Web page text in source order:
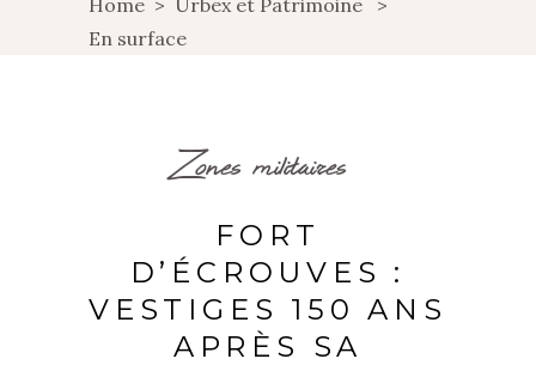
En surface
Zones militaires
FORT
D’ÉCROUVES :
VESTIGES 150 ANS
APRÈS SA